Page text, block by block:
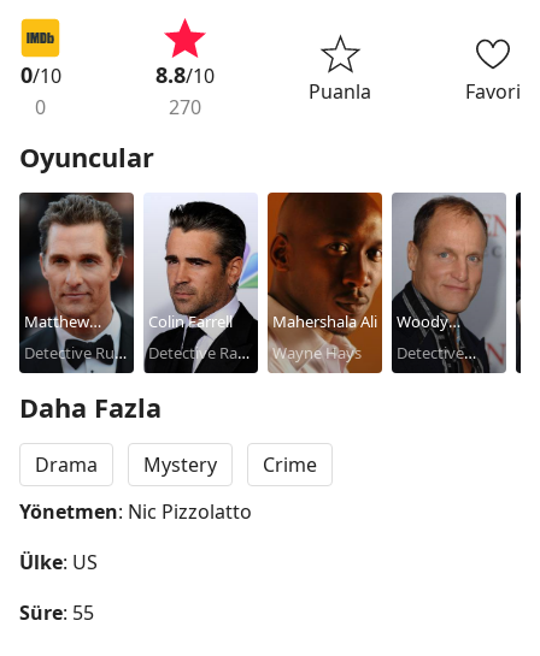
0/10
0
8.8/10
270
Puanla Favori
Oyuncular
Matthew
McConaughey
Detective Rust
Colin Farrell
Detective Ray
Mahershala Ali
Wayne Hays
Woody
Harrelson
Detective
Daha Fazla
Drama Mystery
Crime
Yönetmen: Nic Pizzolatto
Ülke: US
Süre: 55